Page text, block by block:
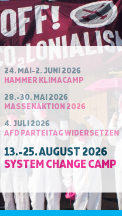
24. MAI-2. JUNI 2026
HAMMER KLIMACAMP
28.-30. MAI 2026
MASSENAKTION 2026
4. JULI 2026
AFD PARTEITAG WIDERSETZEN
13.-25. AUGUST 2026
SYSTEM CHANGE CAMP